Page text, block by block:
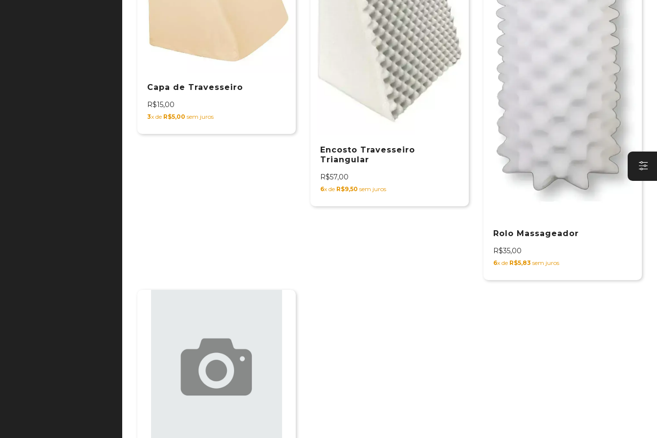
Capa de Travesseiro
R$15,00
3x de R$5,00 sem juros
Encosto Travesseiro
Triangular
R$57,00
6x de R$9,50 sem juros
Rolo Massageador
R$35,00
6x de R$5,83 sem juros